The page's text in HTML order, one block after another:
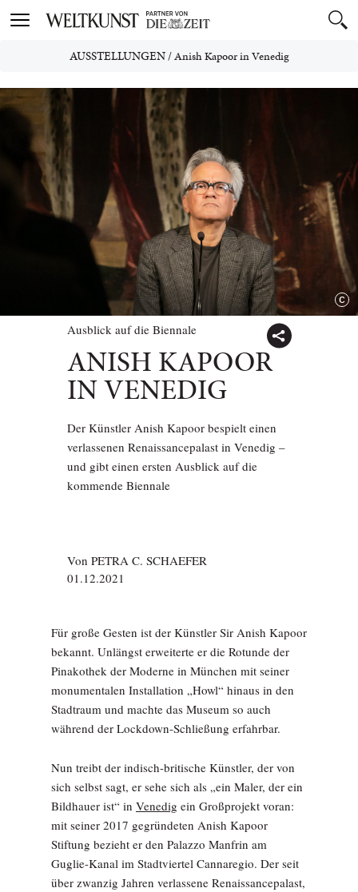
Toggle
AUSSTELLUNGEN/Anish Kapoor in Venedig
Ausblick auf die Biennale
ANISH KAPOOR
IN VENEDIG
Der Künstler Anish Kapoor bespielt einen
verlassenen Renaissancepalast in Venedig –
und gibt einen ersten Ausblick auf die
kommende Biennale
Von PETRA C. SCHAEFER
01.12.2021
Für große Gesten ist der Künstler Sir Anish Kapoor
bekannt. Unlängst erweiterte er die Rotunde der
Pinakothek der Moderne in München mit seiner
monumentalen Installation „Howl“ hinaus in den
Stadtraum und machte das Museum so auch
während der Lockdown-Schließung erfahrbar.
Nun treibt der indisch-britische Künstler, der von
sich selbst sagt, er sehe sich als „ein Maler, der ein
Bildhauer ist“ in Venedig ein Großprojekt voran:
mit seiner 2017 gegründeten Anish Kapoor
Stiftung bezieht er den Palazzo Manfrin am
Guglie-Kanal im Stadtviertel Cannaregio. Der seit
über zwanzig Jahren verlassene Renaissancepalast,